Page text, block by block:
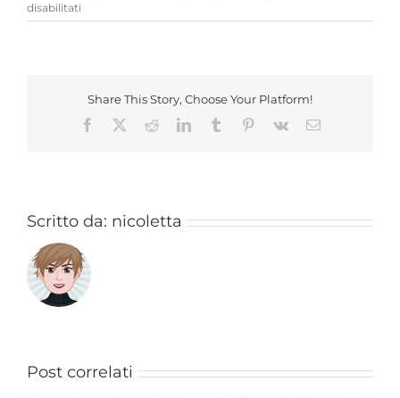
disabilitati
Lateral
Share This Story, Choose Your Platform!
Facebook
RedditLinkedInTumblr Pinterest
Vk Email
Scritto da: nicoletta
Post correlati